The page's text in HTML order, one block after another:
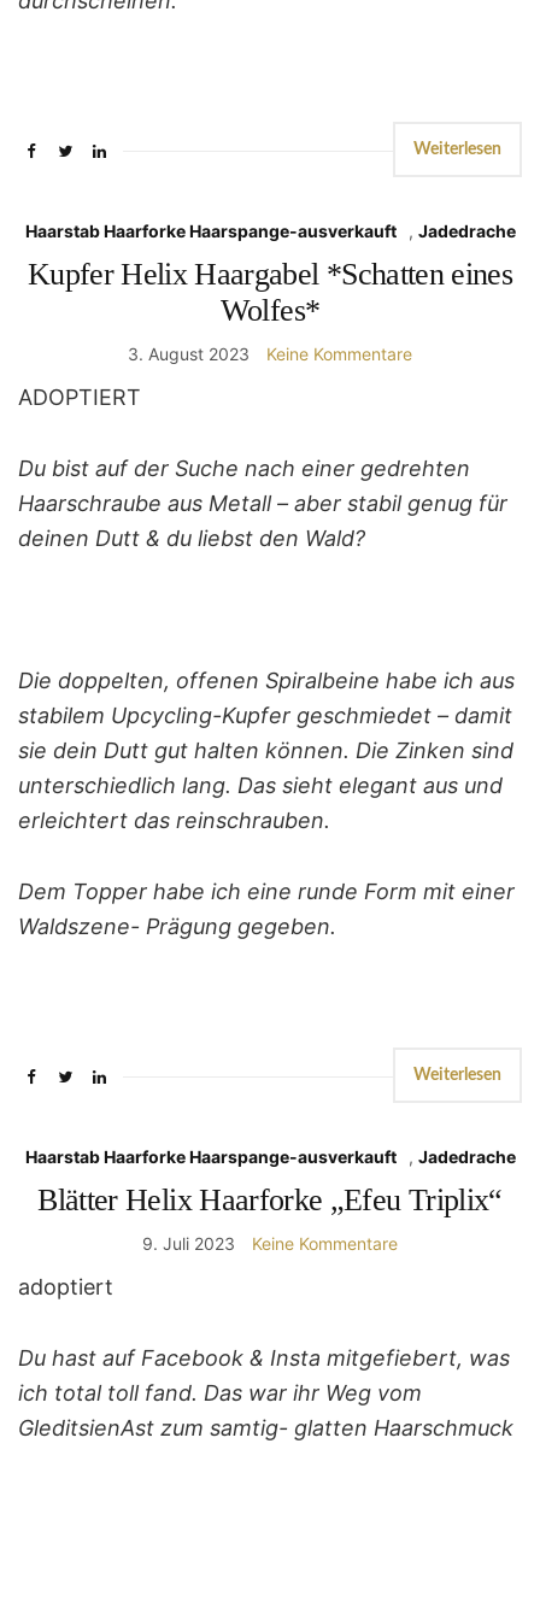
Weiterlesen
Haarstab Haarforke Haarspange-ausverkauft , Jadedrache
Kupfer Helix Haargabel *Schatten eines
Wolfes*
3. August 2023 Keine Kommentare
ADOPTIERT
Du bist auf der Suche nach einer gedrehten
Haarschraube aus Metall – aber stabil genug für
deinen Dutt & du liebst den Wald?
Die doppelten, offenen Spiralbeine habe ich aus
stabilem Upcycling-Kupfer geschmiedet – damit
sie dein Dutt gut halten können. Die Zinken sind
unterschiedlich lang. Das sieht elegant aus und
erleichtert das reinschrauben.
Dem Topper habe ich eine runde Form mit einer
Waldszene- Prägung gegeben.
Weiterlesen
Haarstab Haarforke Haarspange-ausverkauft , Jadedrache
Blätter Helix Haarforke „Efeu Triplix“
9. Juli 2023 Keine Kommentare
adoptiert
Du hast auf Facebook & Insta mitgefiebert, was
ich total toll fand. Das war ihr Weg vom
GleditsienAst zum samtig- glatten Haarschmuck